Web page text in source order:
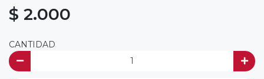
$ 2.000
CANTIDAD